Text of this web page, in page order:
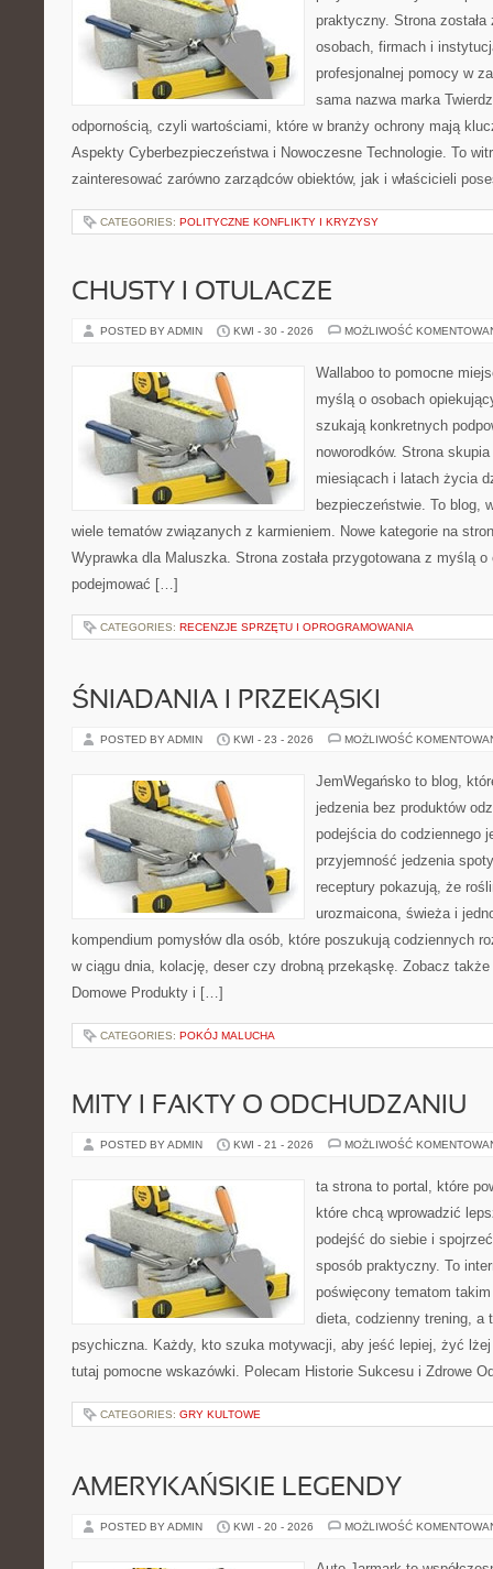
praktyczny. Strona
osobach, firmach i
profesjonalnej pomocy w
sama nazwa marka
odpornością, czyli wartościami, które w branży ochrony mają
Aspekty Cyberbezpieczeństwa i Nowoczesne Technologie. To
zainteresować zarówno zarządców obiektów, jak i właścicieli
CATEGORIES: POLITYCZNE KONFLIKTY I KRYZYSY
CHUSTY I OTULACZE
POSTED BY ADMIN KWI - 30 - 2026 MOŻLIWOŚĆ
Wallaboo to pomocne
myślą o osobach
szukają konkretnych
noworodków. Strona
miesiącach i latach życia
bezpieczeństwie. To blog,
wiele tematów związanych z karmieniem. Nowe kategorie na
Wyprawka dla Maluszka. Strona została przygotowana z myślą
podejmować […]
CATEGORIES: RECENZJE SPRZĘTU I OPROGRAMOWANIA
ŚNIADANIA I PRZEKĄSKI
POSTED BY ADMIN KWI - 23 - 2026 MOŻLIWOŚĆ
JemWegańsko to blog,
jedzenia bez produktów
podejścia do codziennego
przyjemność jedzenia
receptury pokazują, że
urozmaicona, świeża i
kompendium pomysłów dla osób, które poszukują codziennych
w ciągu dnia, kolację, deser czy drobną przekąskę. Zobacz
Domowe Produkty i […]
CATEGORIES: POKÓJ MALUCHA
MITY I FAKTY O ODCHUDZANIU
POSTED BY ADMIN KWI - 21 - 2026 MOŻLIWOŚĆ
ta strona to portal, które
które chcą wprowadzić
podejść do siebie i
sposób praktyczny. To
poświęcony tematom
dieta, codzienny trening, a
psychiczna. Każdy, kto szuka motywacji, aby jeść lepiej, żyć
tutaj pomocne wskazówki. Polecam Historie Sukcesu i Zdrowe
CATEGORIES: GRY KULTOWE
AMERYKAŃSKIE LEGENDY
POSTED BY ADMIN KWI - 20 - 2026 MOŻLIWOŚĆ